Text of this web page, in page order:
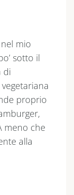
mio
sotto il
di
proprio
meno che
alla